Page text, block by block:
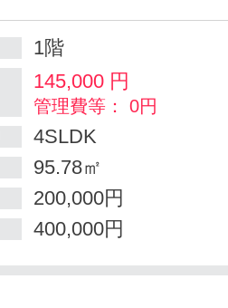
1階
145,000 円
管理費等： 0円
4SLDK
95.78㎡
200,000円
400,000円